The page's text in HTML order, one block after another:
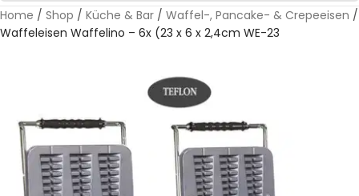
Home / Shop / Küche & Bar / Waffel-, Pancake- & Crepeeisen /
Waffeleisen Waffelino – 6x (23 x 6 x 2,4cm WE-23